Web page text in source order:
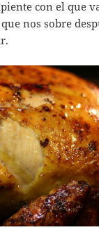
con el que
nos sobre